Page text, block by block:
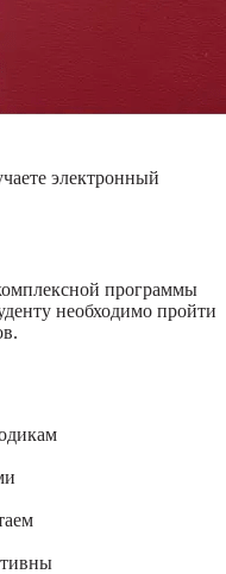
электронный
программы
необходимо пройти